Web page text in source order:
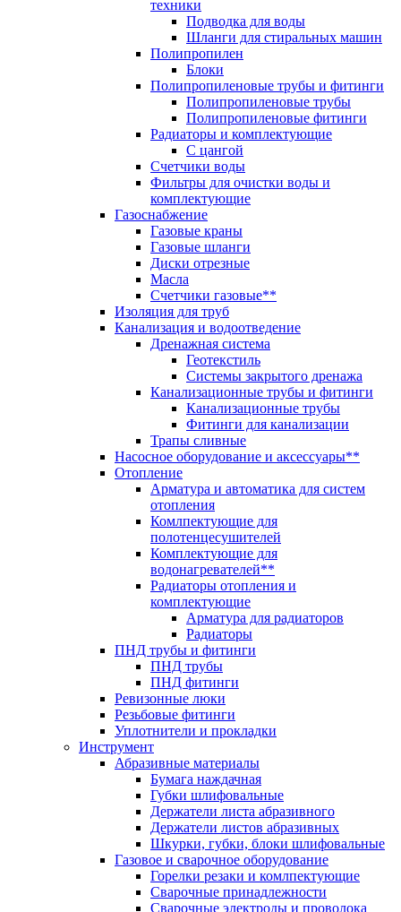
техники
Подводка для воды
Шланги для стиральных машин
Полипропилен
Блоки
Полипропиленовые трубы и фитинги
Полипропиленовые трубы
Полипропиленовые фитинги
Радиаторы и комплектующие
С цангой
Счетчики воды
Фильтры для очистки воды и
комплектующие
Газоснабжение
Газовые краны
Газовые шланги
Диски отрезные
Масла
Счетчики газовые**
Изоляция для труб
Канализация и водоотведение
Дренажная система
Геотекстиль
Системы закрытого дренажа
Канализационные трубы и фитинги
Канализационные трубы
Фитинги для канализации
Трапы сливные
Насосное оборудование и аксессуары**
Отопление
Арматура и автоматика для систем
отопления
Комлпектующие для
полотенцесушителей
Комплектующие для
водонагревателей**
Радиаторы отопления и
комплектующие
Арматура для радиаторов
Радиаторы
ПНД трубы и фитинги
ПНД трубы
ПНД фитинги
Ревизонные люки
Резьбовые фитинги
Уплотнители и прокладки
Инструмент
Абразивные материалы
Бумага наждачная
Губки шлифовальные
Держатели листа абразивного
Держатели листов абразивных
Шкурки, губки, блоки шлифовальные
Газовое и сварочное оборудование
Горелки резаки и комлпектующие
Сварочные принадлежности
Сварочные электроды и проволока